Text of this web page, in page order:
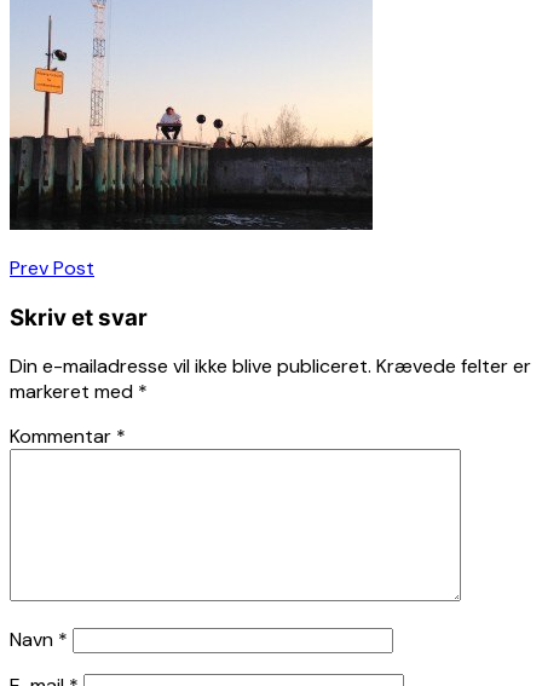
Indlægsnavigation
Prev Post
Skriv et svar
Din e-mailadresse vil ikke blive publiceret. Krævede felter er
markeret med *
Kommentar *
Navn *